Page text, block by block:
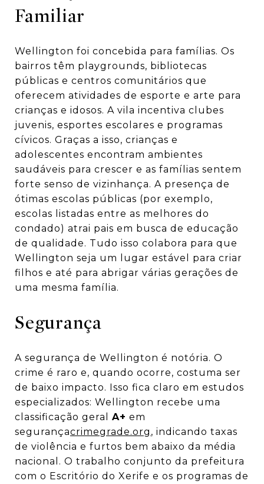
Familiar
Wellington foi concebida para famílias. Os
bairros têm playgrounds, bibliotecas
públicas e centros comunitários que
oferecem atividades de esporte e arte para
crianças e idosos. A vila incentiva clubes
juvenis, esportes escolares e programas
cívicos. Graças a isso, crianças e
adolescentes encontram ambientes
saudáveis para crescer e as famílias sentem
forte senso de vizinhança. A presença de
ótimas escolas públicas (por exemplo,
escolas listadas entre as melhores do
condado) atrai pais em busca de educação
de qualidade. Tudo isso colabora para que
Wellington seja um lugar estável para criar
filhos e até para abrigar várias gerações de
uma mesma família.
Segurança
A segurança de Wellington é notória. O
crime é raro e, quando ocorre, costuma ser
de baixo impacto. Isso fica claro em estudos
especializados: Wellington recebe uma
classificação geral A+ em
segurançacrimegrade.org , indicando taxas
de violência e furtos bem abaixo da média
nacional. O trabalho conjunto da prefeitura
com o Escritório do Xerife e os programas de